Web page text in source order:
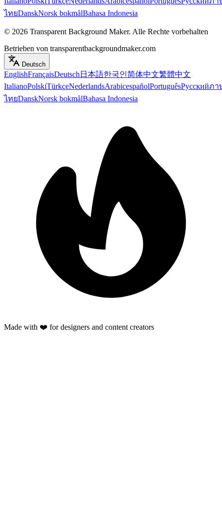
ไทยDanskNorsk bokmålBahasa Indonesia
© 2026 Transparent Background Maker. Alle Rechte vorbehalten
Betrieben von transparentbackgroundmaker.com
Deutsch
EnglishFrançaisDeutsch 日本語한국인简体中文繁體中文
ItalianoPolskiTürkçeNederlandsArabicespañolPortuguêsРусскийภา
ไทยDanskNorsk bokmålBahasa Indonesia
Made with ❤️ for designers and content creators